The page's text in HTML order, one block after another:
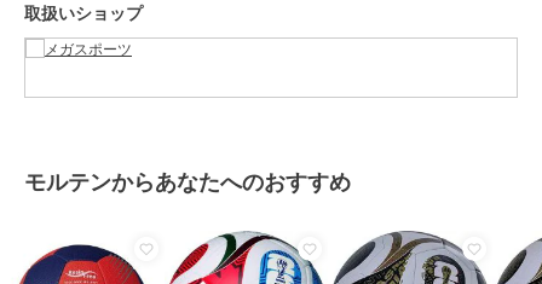
取扱いショップ
モルテンからあなたへのおすすめ